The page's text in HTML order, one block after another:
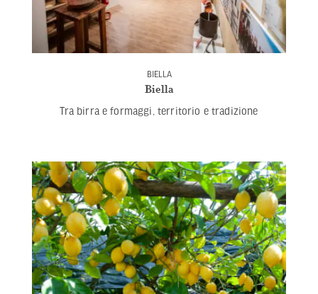
BIELLA
Biella
Tra birra e formaggi, territorio e tradizione